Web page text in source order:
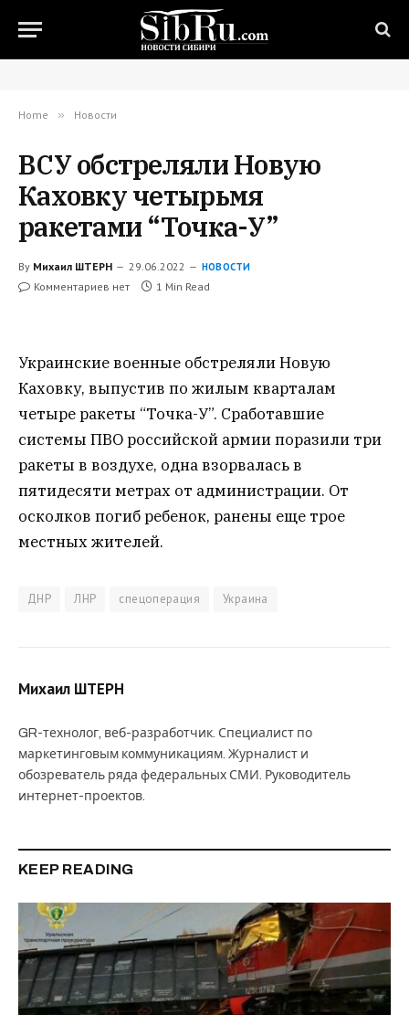
Home » Новости
ВСУ обстреляли Новую
Каховку четырьмя
ракетами “Точка-У”
By Михаил ШТЕРН 29.06.2022 НОВОСТИ
Комментариев нет 1 Min Read
Украинские военные обстреляли Новую
Каховку, выпустив по жилым кварталам
четыре ракеты “Точка-У”. Сработавшие
системы ПВО российской армии поразили три
ракеты в воздухе, одна взорвалась в
пятидесяти метрах от администрации. От
осколков погиб ребенок, ранены еще трое
местных жителей.
ДНР ЛНР спецоперация Украина
Михаил ШТЕРН
GR-технолог, веб-разработчик. Специалист по
маркетинговым коммуникациям. Журналист и
обозреватель ряда федеральных СМИ. Руководитель
интернет-проектов.
KEEP READING